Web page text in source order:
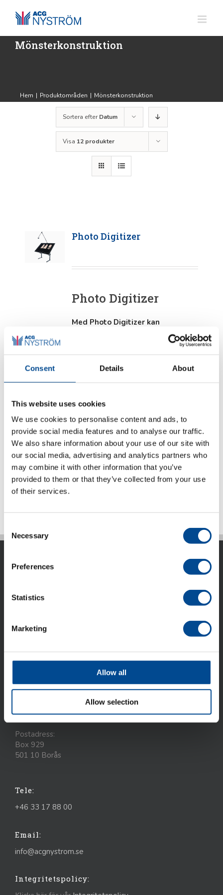
Consent Details About
This website uses cookies
We use cookies to personalise content and ads, to
provide social media features and to analyse our traffic.
We also share information about your use of our site with
our social media, advertising and analytics partners who
may combine it with other information that you’ve
provided to them or that they’ve collected from your use
of their services.
Selection
Necessary
Preferences
Statistics
Marketing
Allow all
Allow selection
innehållet
Mönsterkonstruktion
Hem | Produktområden | Mönsterkonstruktion
Sortera efterDatum
Visa 12 produkter
Photo Digitizer
Photo Digitizer
Med Photo Digitizer kan
användaren snabbt förvandla
pappersmönster till mönster i ett
CAD/CAM-system.Photo Digitizer
är en absolut tidsbesparare som
enkelt och lätt hjälper till att
digitalisera befintliga
delen? Inga komplicerade
kalibreringar krävs.
Produktblad (pdf) engelska
Detaljer
marknadsför avancerad utrustning, system och kunskap
till den tillverkande industrin. ACG Nyström har idag 6
Ukraina.
Besöks- och leveransadresser:
504 31 Borås
Postadress:
Box 929
501 10 Borås
Tele:
+46 33 17 88 00
Email:
info@acgnystrom.se
Integritetspolicy: